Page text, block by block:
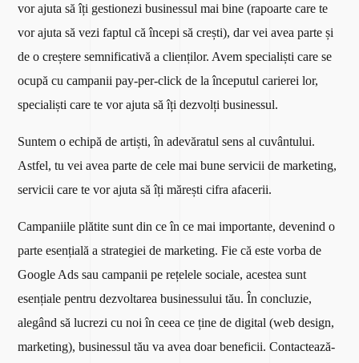
vor ajuta să îți gestionezi businessul mai bine (rapoarte care te
vor ajuta să vezi faptul că începi să crești), dar vei avea parte și
de o creștere semnificativă a clienților. Avem specialiști care se
ocupă cu campanii pay-per-click de la începutul carierei lor,
specialiști care te vor ajuta să îți dezvolți businessul.
Suntem o echipă de artiști, în adevăratul sens al cuvântului.
Astfel, tu vei avea parte de cele mai bune servicii de marketing,
servicii care te vor ajuta să îți mărești cifra afacerii.
Campaniile plătite sunt din ce în ce mai importante, devenind o
parte esențială a strategiei de marketing. Fie că este vorba de
Google Ads sau campanii pe rețelele sociale, acestea sunt
esențiale pentru dezvoltarea businessului tău. În concluzie,
alegând să lucrezi cu noi în ceea ce ține de digital (web design,
marketing), businessul tău va avea doar beneficii. Contactează-